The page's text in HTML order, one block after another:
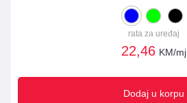
rata za uređaj
22,46 KM/mj
Dodaj u korpu